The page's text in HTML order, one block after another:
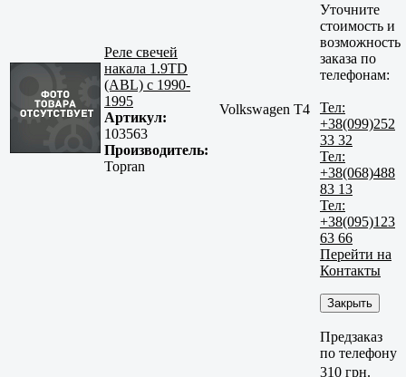
Реле свечей
накала 1.9TD
(ABL) c 1990-
1995
Артикул:
103563
Производитель:
Topran
Volkswagen T4
Уточните
стоимость и
возможность
заказа по
телефонам:
Тел:
+38(099)252
33 32
Тел:
+38(068)488
83 13
Тел:
+38(095)123
63 66
Перейти на
Контакты
Закрыть
Предзаказ
по телефону
310 грн.